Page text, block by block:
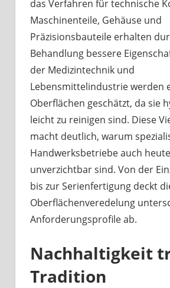
das Verfahren für technische
Maschinenteile, Gehäuse und
Präzisionsbauteile erhalten
Behandlung bessere
der Medizintechnik und
Lebensmittelindustrie werden
Oberflächen geschätzt, da sie
leicht zu reinigen sind. Diese
macht deutlich, warum
Handwerksbetriebe auch
unverzichtbar sind. Von der
bis zur Serienfertigung deckt
Oberflächenveredelung
Anforderungsprofile ab.
Nachhaltigkeit
Tradition